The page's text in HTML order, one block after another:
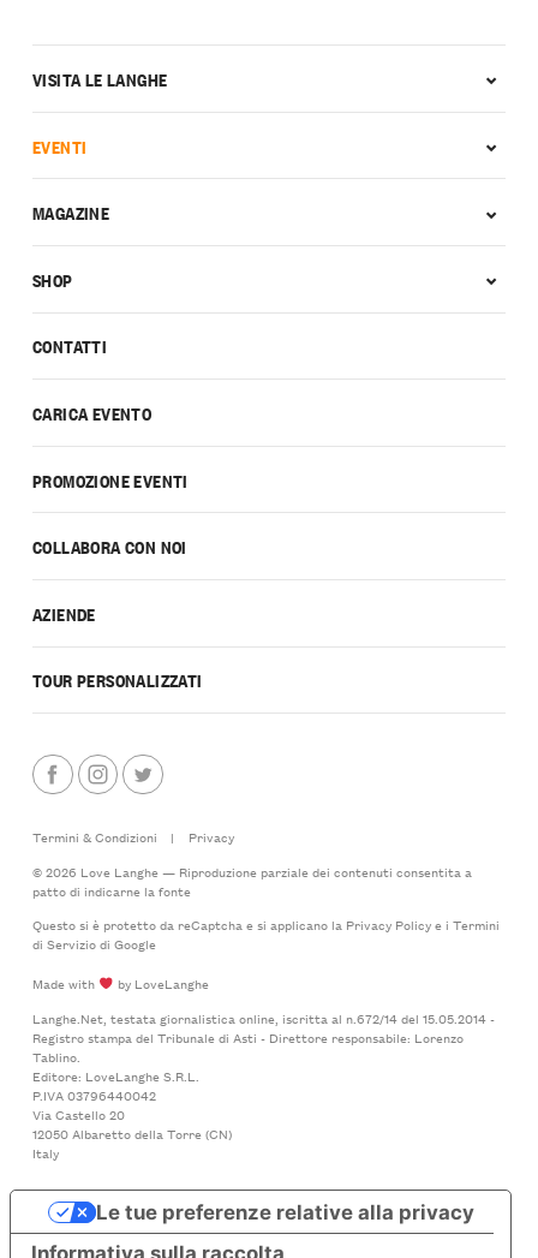
CONTATTI
CARICA EVENTO
PROMOZIONE EVENTI
COLLABORA CON NOI
AZIENDE
TOUR PERSONALIZZATI
VISITA LE LANGHE
EVENTI
MAGAZINE
SHOP
Termini & Condizioni |
Privacy
© 2026 Love Langhe — Riproduzione parziale dei contenuti consentita a
patto di indicarne la fonte
Questo si è protetto da reCaptcha e si applicano la Privacy Policye i Termini
di Serviziodi Google
Made with
by LoveLanghe
Langhe.Net, testata giornalistica online, iscritta al n.672/14 del 15.05.2014 -
Registro stampa del Tribunale di Asti - Direttore responsabile: Lorenzo
Tablino.
Editore: LoveLanghe S.R.L.
P.IVA 03796440042
Via Castello 20
12050 Albaretto della Torre (CN)
Italy
Le tue preferenze relative alla privacy